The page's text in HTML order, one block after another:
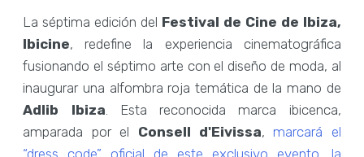
La séptima edición del Festival de Cine de Ibiza,
Ibicine, redefine la experiencia cinematográfica
fusionando el séptimo arte con el diseño de moda, al
inaugurar una alfombra roja temática de la mano de
Adlib Ibiza . Esta reconocida marca ibicenca,
amparada por el Consell d'Eivissa, marcará el
“dress code” oficial de este exclusivo evento, la